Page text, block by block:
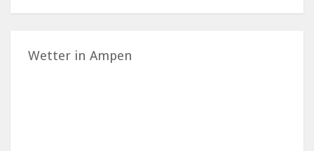
Wetter in Ampen